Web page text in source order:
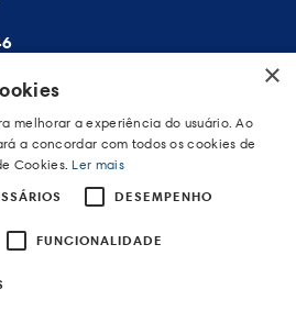
- Creative Agency
×
melhorar a experiência do usuário. Ao
a concordar com todos os cookies de
Cookies.Ler mais
DESEMPENHO
FUNCIONALIDADE